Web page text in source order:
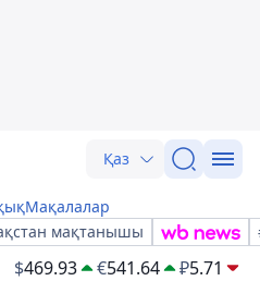
Қаз
Мақалалар
мақтанышы
$469.93 €541.64 ₽5.71